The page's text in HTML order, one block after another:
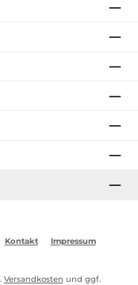
Kontakt
Impressum
Versandkosten und ggf.